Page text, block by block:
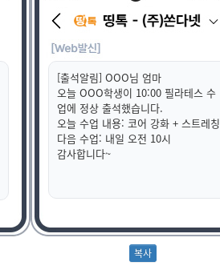
[출석알림] OOO님 엄마
오늘 OOO학생이 10:00 필라테스 수
업에 정상 출석했습니다.
오늘 수업 내용: 코어 강화 + 스트레칭
다음 수업: 내일 오전 10시
감사합니다~